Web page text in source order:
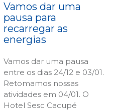
Vamos dar uma
pausa para
recarregar as
energias
Vamos dar uma pausa
entre os dias 24/12 e 03/01.
Retomamos nossas
atividades em 04/01. O
Hotel Sesc Cacupé